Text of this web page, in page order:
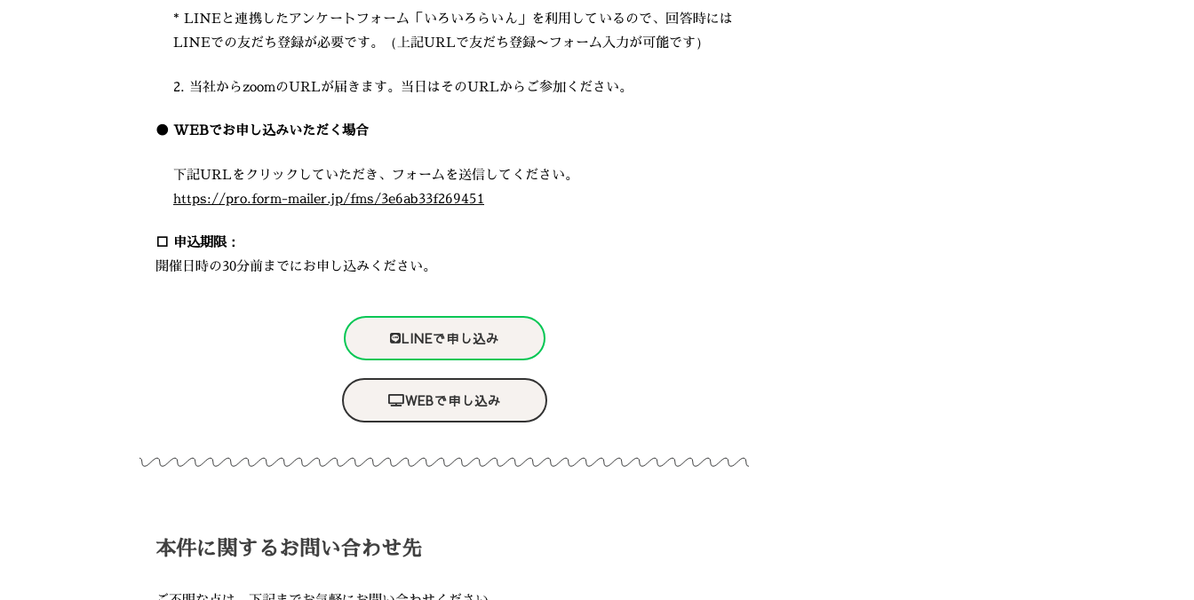
* LINEと連携したアンケートフォーム「いろいろらいん」を利用しているので、回答時には
LINEでの友だち登録が必要です。（上記URLで友だち登録〜フォーム入力が可能です）
2. 当社からzoomのURLが届きます。当日はそのURLからご参加ください。
● WEBでお申し込みいただく場合
下記URLをクリックしていただき、フォームを送信してください。
https://pro.form-mailer.jp/fms/3e6ab33f269451
□ 申込期限：
開催日時の30分前までにお申し込みください。
LINEで申し込み
WEBで申し込み
本件に関するお問い合わせ先